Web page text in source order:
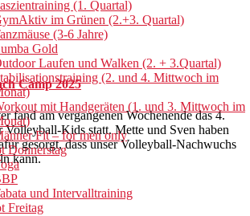
(1. Quartal)
im Grünen (2.+3. Quartal)
(3-6 Jahre)
Gold
Laufen und Walken (2. + 3.Quartal)
(2. und 4. Mittwoch im
mit Handgeräten (1. und 3. Mittwoch im
Fit – for men only
Donnerstag
und Intervalltraining
Freitag
Camp 2025
fand am vergangenen Wochenende das 4.
Volleyball-Kids statt. Mette und Sven haben
gesorgt, dass unser Volleyball-Nachwuchs
kann.